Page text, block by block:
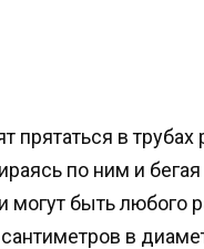
прятаться в трубах
по ним и бегая
могут быть любого
в